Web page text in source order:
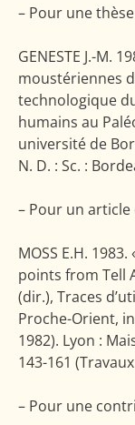
– Pour une thèse
GENESTE J.-M.
moustériennes
technologique
humains au
université de
N. D. : Sc. :
– Pour un
MOSS E.H.
points from Tell
(dir.), Traces
Proche-Orient,
1982). Lyon :
143-161
– Pour une